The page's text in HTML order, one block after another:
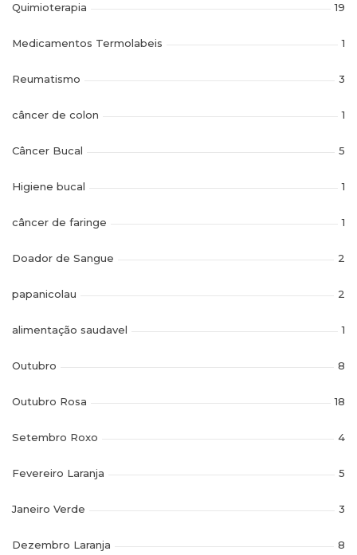
Quimioterapia 19
Medicamentos Termolabeis 1
Reumatismo 3
câncer de colon 1
Câncer Bucal 5
Higiene bucal 1
câncer de faringe 1
Doador de Sangue 2
papanicolau 2
alimentação saudavel 1
Outubro 8
Outubro Rosa 18
Setembro Roxo 4
Fevereiro Laranja 5
Janeiro Verde 3
Dezembro Laranja 8